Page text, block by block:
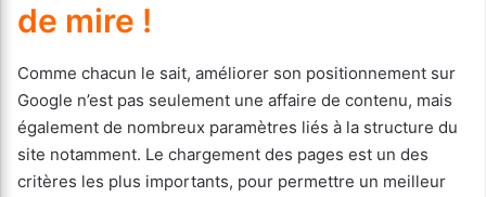
de mire !
Comme chacun le sait, améliorer son positionnement sur
Google n’est pas seulement une affaire de contenu, mais
également de nombreux paramètres liés à la structure du
site notamment. Le chargement des pages est un des
critères les plus importants, pour permettre un meilleur